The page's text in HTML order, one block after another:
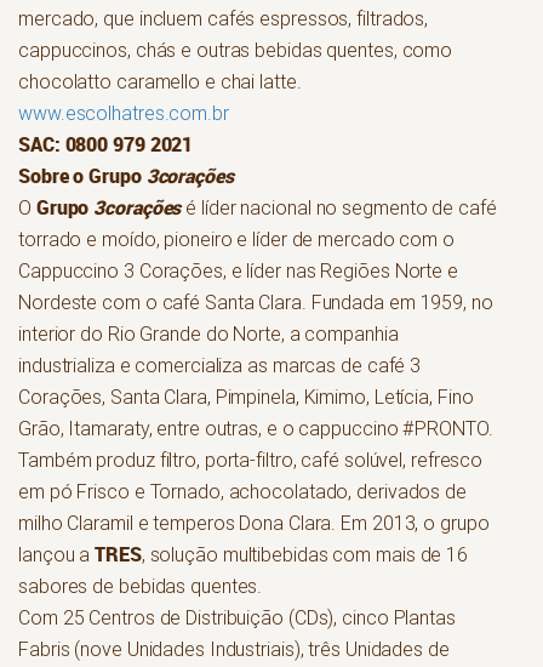
mercado, que incluem cafés espressos, filtrados,
cappuccinos, chás e outras bebidas quentes, como
chocolatto caramello e chai latte.
www.escolhatres.com.br
SAC: 0800 979 2021
Sobre o Grupo 3corações
O Grupo 3coraçõesé líder nacional no segmento de café
torrado e moído, pioneiro e líder de mercado com o
Cappuccino 3 Corações, e líder nas Regiões Norte e
Nordeste com o café Santa Clara. Fundada em 1959, no
interior do Rio Grande do Norte, a companhia
industrializa e comercializa as marcas de café 3
Corações, Santa Clara, Pimpinela, Kimimo, Letícia, Fino
Grão, Itamaraty, entre outras, e o cappuccino #PRONTO.
Também produz filtro, porta-filtro, café solúvel, refresco
em pó Frisco e Tornado, achocolatado, derivados de
milho Claramil e temperos Dona Clara. Em 2013, o grupo
lançou aTRES, solução multibebidas com mais de 16
sabores de bebidas quentes.
Com 25 Centros de Distribuição (CDs), cinco Plantas
Fabris (nove Unidades Industriais), três Unidades de